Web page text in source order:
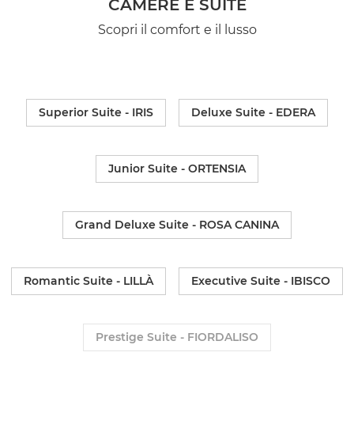
CAMERE E SUITE
Scopri il comfort e il lusso
Superior Suite - IRIS Deluxe Suite - EDERA
Junior Suite - ORTENSIA
Grand Deluxe Suite - ROSA CANINA
Romantic Suite - LILLÀ Executive Suite - IBISCO
Prestige Suite - FIORDALISO